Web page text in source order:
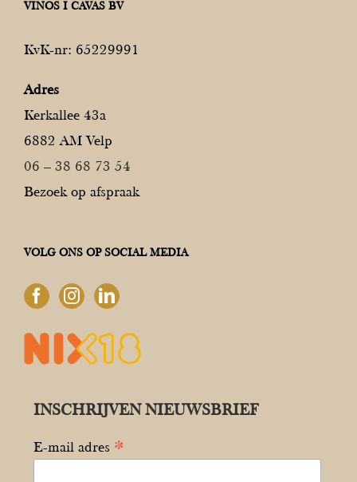
VINOS I CAVAS BV
KvK-nr: 65229991
Adres
Kerkallee 43a
6882 AM Velp
06 – 38 68 73 54
Bezoek op afspraak
VOLG ONS OP SOCIAL MEDIA
INSCHRIJVEN NIEUWSBRIEF
E-mail adres *